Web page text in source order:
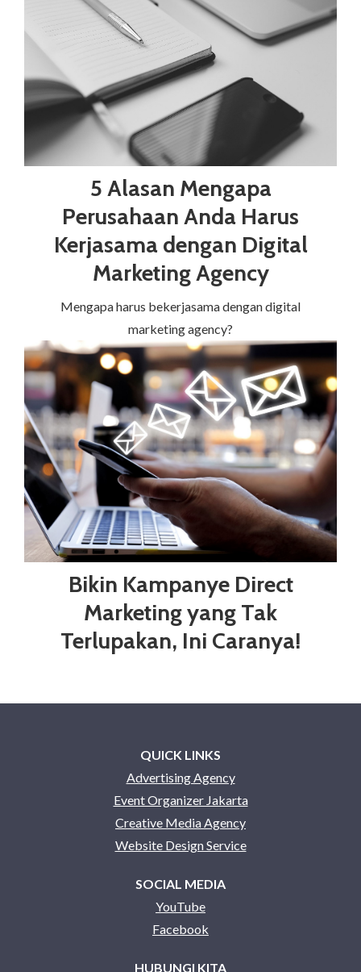
5 Alasan Mengapa
Perusahaan Anda Harus
Kerjasama dengan Digital
Marketing Agency
Mengapa harus bekerjasama dengan digital
marketing agency?
Bikin Kampanye Direct
Marketing yang Tak
Terlupakan, Ini Caranya!
QUICK LINKS
Advertising Agency
Event Organizer Jakarta
Creative Media Agency
Website Design Service
SOCIAL MEDIA
YouTube
Facebook
HUBUNGI KITA